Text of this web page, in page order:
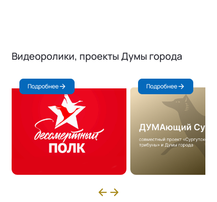
Видеоролики, проекты Думы города
Подробнее Подробнее